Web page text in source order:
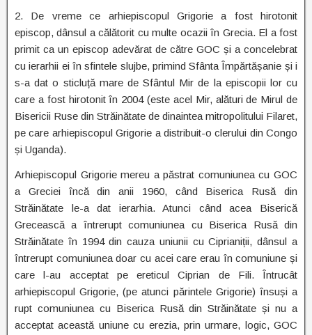
2. De vreme ce arhiepiscopul Grigorie a fost hirotonit
episcop, dânsul a călătorit cu multe ocazii în Grecia. El a fost
primit ca un episcop adevărat de către GOC și a concelebrat
cu ierarhii ei în sfintele slujbe, primind Sfânta Împărtășanie și i
s-a dat o sticluță mare de Sfântul Mir de la episcopii lor cu
care a fost hirotonit în 2004 (este acel Mir, alături de Mirul de
Bisericii Ruse din Străinătate de dinaintea mitropolitului Filaret,
pe care arhiepiscopul Grigorie a distribuit-o clerului din Congo
și Uganda).
Arhiepiscopul Grigorie mereu a păstrat comuniunea cu GOC
a Greciei încă din anii 1960, când Biserica Rusă din
Străinătate le-a dat ierarhia. Atunci când acea Biserică
Grecească a întrerupt comuniunea cu Biserica Rusă din
Străinătate în 1994 din cauza uniunii cu Ciprianiții, dânsul a
întrerupt comuniunea doar cu acei care erau în comuniune și
care l-au acceptat pe ereticul Ciprian de Fili. Întrucât
arhiepiscopul Grigorie, (pe atunci părintele Grigorie) însuși a
rupt comuniunea cu Biserica Rusă din Străinătate și nu a
acceptat această uniune cu erezia, prin urmare, logic, GOC